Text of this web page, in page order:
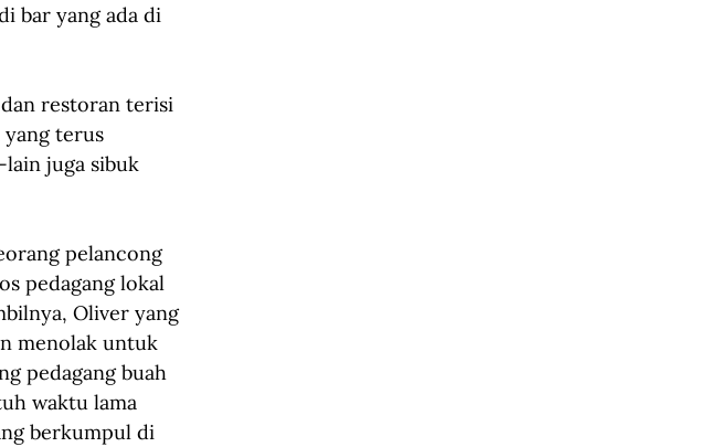
bar yang ada di
restoran terisi
terus
lain juga sibuk
pelancong
pedagang lokal
Oliver yang
menolak untuk
pedagang buah
waktu lama
berkumpul di